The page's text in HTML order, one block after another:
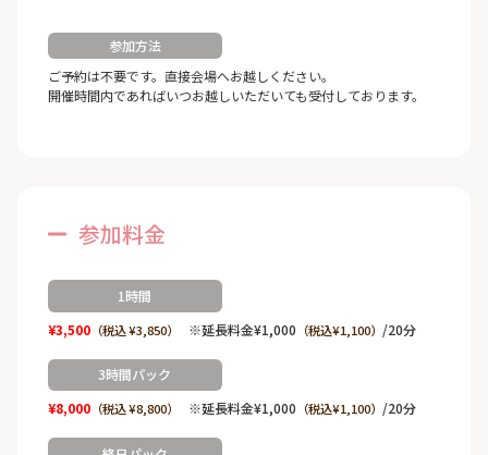
参加方法
ご予約は不要です。直接会場へお越しください。
開催時間内であればいつお越しいただいても受付しております。
参加料金
1時間
¥3,500（税込 ¥3,850） ※延長料金¥1,000 （税込¥1,100） /20分
3時間パック
¥8,000（税込 ¥8,800） ※延長料金¥1,000 （税込¥1,100） /20分